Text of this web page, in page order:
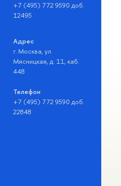
+7 (495) 772 9590 доб.
12495
Адрес
г. Москва, ул.
Мясницкая, д. 11, каб.
448
Телефон
+7 (495) 772 9590 доб.
22848